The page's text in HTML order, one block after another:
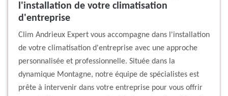
l'installation de votre climatisation
d'entreprise
Clim Andrieux Expert vous accompagne dans l'installation
de votre climatisation d'entreprise avec une approche
personnalisée et professionnelle. Située dans la
dynamique Montagne, notre équipe de spécialistes est
prête à intervenir dans votre entreprise pour vous offrir